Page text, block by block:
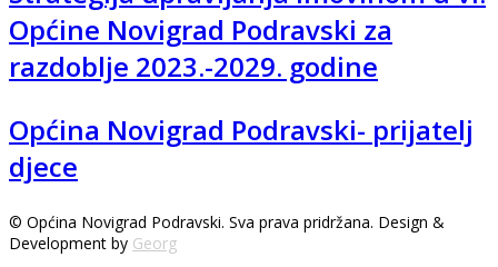
Općine Novigrad Podravski za
razdoblje 2023.-2029. godine
Općina Novigrad Podravski- prijatelj
djece
© Općina Novigrad Podravski. Sva prava pridržana. Design &
Development by Georg